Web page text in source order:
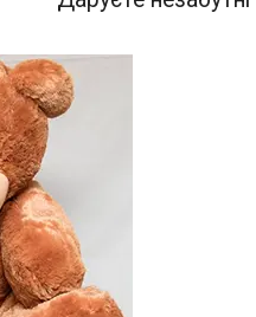
коричневий та інші
вибір чарівно м'яких і
плюшевих ведмедів не
байдужими.